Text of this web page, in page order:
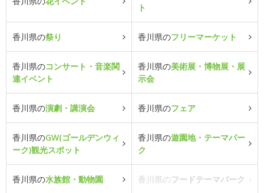
ト
香川県の祭り 香川県のフリーマーケット
香川県のコンサート・音楽関
連イベント
香川県の美術展・博物展・展
示会
香川県の演劇・講演会 香川県のフェア
香川県のGW(ゴールデンウィ
ーク)観光スポット
香川県の遊園地・テーマパー
ク
香川県の水族館・動物園 香川県のフードテーマパーク